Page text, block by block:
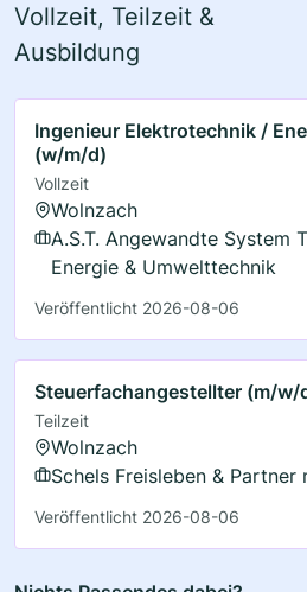
Vollzeit, Teilzeit &
Ausbildung
Ingenieur Elektrotechnik /
(w/m/d)
Vollzeit
Wolnzach
A.S.T. Angewandte System
Energie & Umwelttechnik
Veröffentlicht 2026-08-06
Steuerfachangestellter (m/w/
Teilzeit
Wolnzach
Schels Freisleben & Partner
Veröffentlicht 2026-08-06